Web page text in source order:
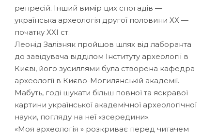
репресій. Інший вимір цих спогадів —
українська археологія другої половини ХХ —
початку ХХІ ст.
Леонід Залізняк пройшов шлях від лаборанта
до завідувача відділом Інституту археології в
Києві, його зусиллями була створена кафедра
археології в Києво-Могилянській академії.
Мабуть, годі шукати більш повної та яскравої
картини української академічної археологічної
науки, погляду на неї «зсередини».
«Моя археологія » розкриває перед читачем